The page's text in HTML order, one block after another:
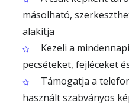
másolható,
alakítja
Kezeli a
pecséteket, fejléceket
Támogatja a
használt szabványos